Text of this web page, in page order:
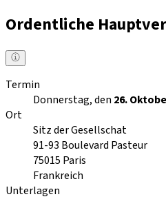
Ordentliche
Termin
Donnerstag, den 26.
Ort
Sitz der Gesellschat
91-93 Boulevard Pasteur
75015 Paris
Frankreich
Unterlagen